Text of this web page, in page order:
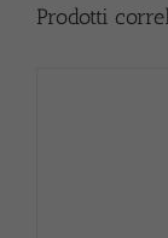
Prodotti